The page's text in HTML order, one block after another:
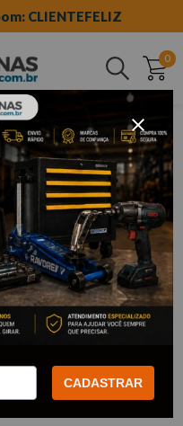
CLIENTEFELIZ
0
Buscar
soquete tipo tork
Impacto 1/2"
CADASTRAR